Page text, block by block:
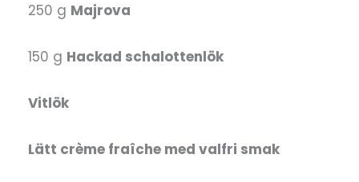
250 g Majrova
150 g Hackad schalottenlök
Vitlök
Lätt crème fraîche med valfri smak